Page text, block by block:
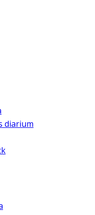
diarium